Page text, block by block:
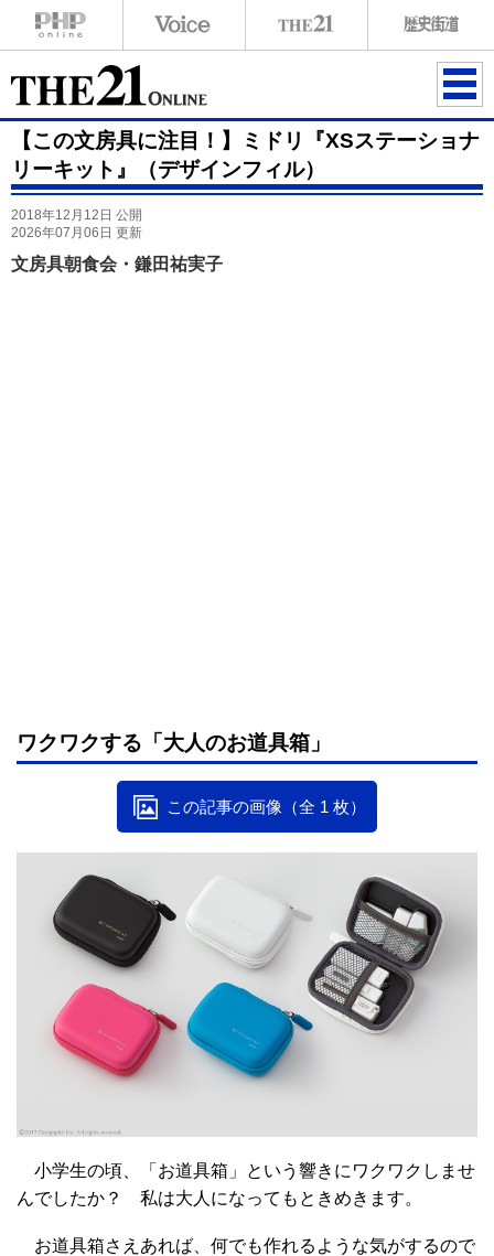
ME
NU
【この文房具に注目！】ミドリ『XSステーショナ
リーキット』（デザインフィル）
2018年12月12日 公開
2026年07月06日 更新
文房具朝食会・鎌田祐実子
ワクワクする「大人のお道具箱」
この記事の画像（全 1 枚）
小学生の頃、「お道具箱」という響きにワクワクしませ
んでしたか？ 私は大人になってもときめきます。
お道具箱さえあれば、何でも作れるような気がするので